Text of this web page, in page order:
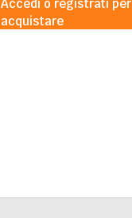
Accedi o registrati per
acquistare